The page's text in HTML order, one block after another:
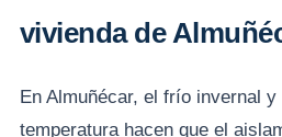
vivienda de
En Almuñécar, el frío invernal
temperatura hacen que el